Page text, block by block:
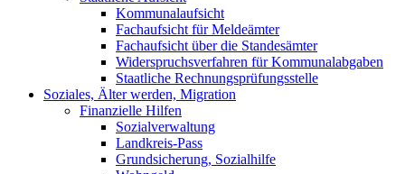
Kommunalaufsicht
Fachaufsicht für Meldeämter
Fachaufsicht über die Standesämter
Widerspruchsverfahren für Kommunalabgaben
Staatliche Rechnungsprüfungsstelle
Soziales, Älter werden, Migration
Finanzielle Hilfen
Sozialverwaltung
Landkreis-Pass
Grundsicherung, Sozialhilfe